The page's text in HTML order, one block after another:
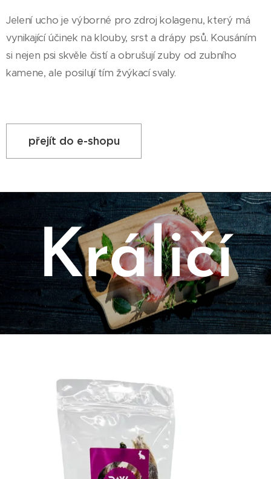
Jelení ucho je výborné pro zdroj kolagenu, který má
vynikající účinek na klouby, srst a drápy psů. Kousáním
si nejen psi skvěle čistí a obrušují zuby od zubního
kamene, ale posilují tím žvýkací svaly.
přejít do e-shopu
Králičí